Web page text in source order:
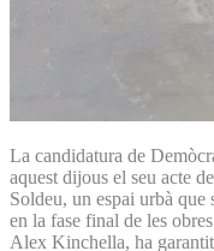
La candidatura de
aquest dijous el seu acte
Soldeu, un espai urbà que
en la fase final de les
Alex Kinchella, ha